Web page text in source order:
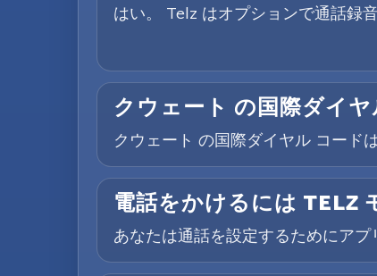
はい。 Telz はオプションで通話録
クウェート の国際ダイ
クウェート の国際ダイヤル コード
電話をかけるには TELZ
あなたは通話を設定するためにア